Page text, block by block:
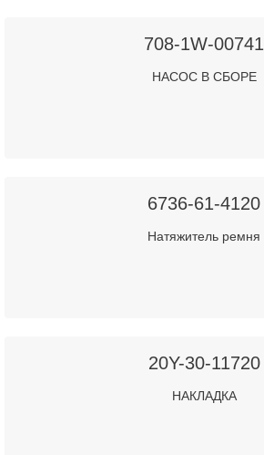
708-1W-00741
НАСОС В СБОРЕ
6736-61-4120
Натяжитель ремня
20Y-30-11720
НАКЛАДКА